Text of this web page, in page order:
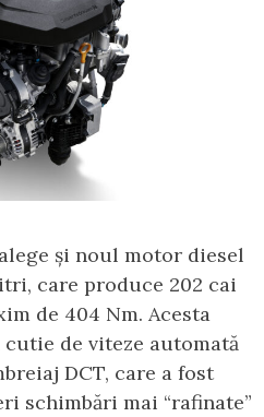
și noul motor diesel
care produce 202 cai
de 404 Nm. Acesta
de viteze automată
DCT, care a fost
schimbări mai “rafinate”